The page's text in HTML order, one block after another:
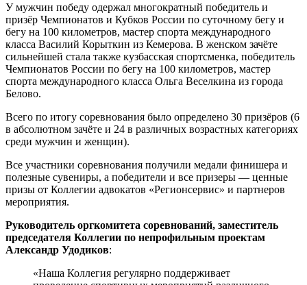
У мужчин победу одержал многократный победитель и
призёр Чемпионатов и Кубков России по суточному бегу и
бегу на 100 километров, мастер спорта международного
класса Василий Корыткин из Кемерова. В женском зачёте
сильнейшей стала также кузбасская спортсменка, победитель
Чемпионатов России по бегу на 100 километров, мастер
спорта международного класса Ольга Веселкина из города
Белово.
Всего по итогу соревнования было определено 30 призёров (6
в абсолютном зачёте и 24 в различных возрастных категориях
среди мужчин и женщин).
Все участники соревнования получили медали финишера и
полезные сувениры, а победители и все призеры — ценные
призы от Коллегии адвокатов «Регионсервис» и партнеров
мероприятия.
Руководитель оргкомитета соревнований, заместитель
председателя Коллегии по непрофильным проектам
Александр Удодиков:
«Наша Коллегия регулярно поддерживает